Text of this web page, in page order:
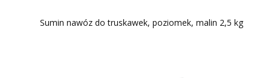
Sumin nawóz do truskawek, poziomek, malin 2,5 kg